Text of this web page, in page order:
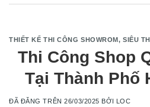
THIẾT KẾ THI CÔNG SHOWROM, SIÊU
Thi Công Shop
Tại Thành Phố
ĐÃ ĐĂNG TRÊN26/03/2025 BỞI LOC